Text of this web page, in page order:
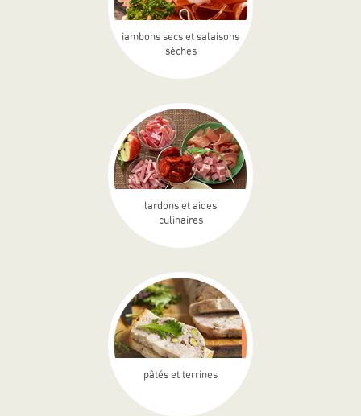
jambons secs et salaisons
sèches
lardons et aides
culinaires
pâtés et terrines